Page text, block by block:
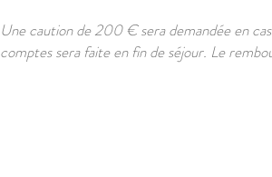
Une caution de 200 € sera demandée en
comptes sera faite en fin de séjour. Le